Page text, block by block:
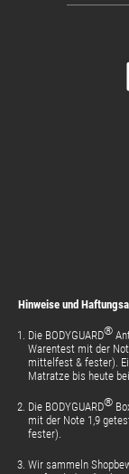
Hinweise und
Die BODYGUARD®
Warentest mit der
mittelfest & fester).
Matratze bis heute
Die BODYGUARD®
mit der Note 1,9
fester).
Wir sammeln